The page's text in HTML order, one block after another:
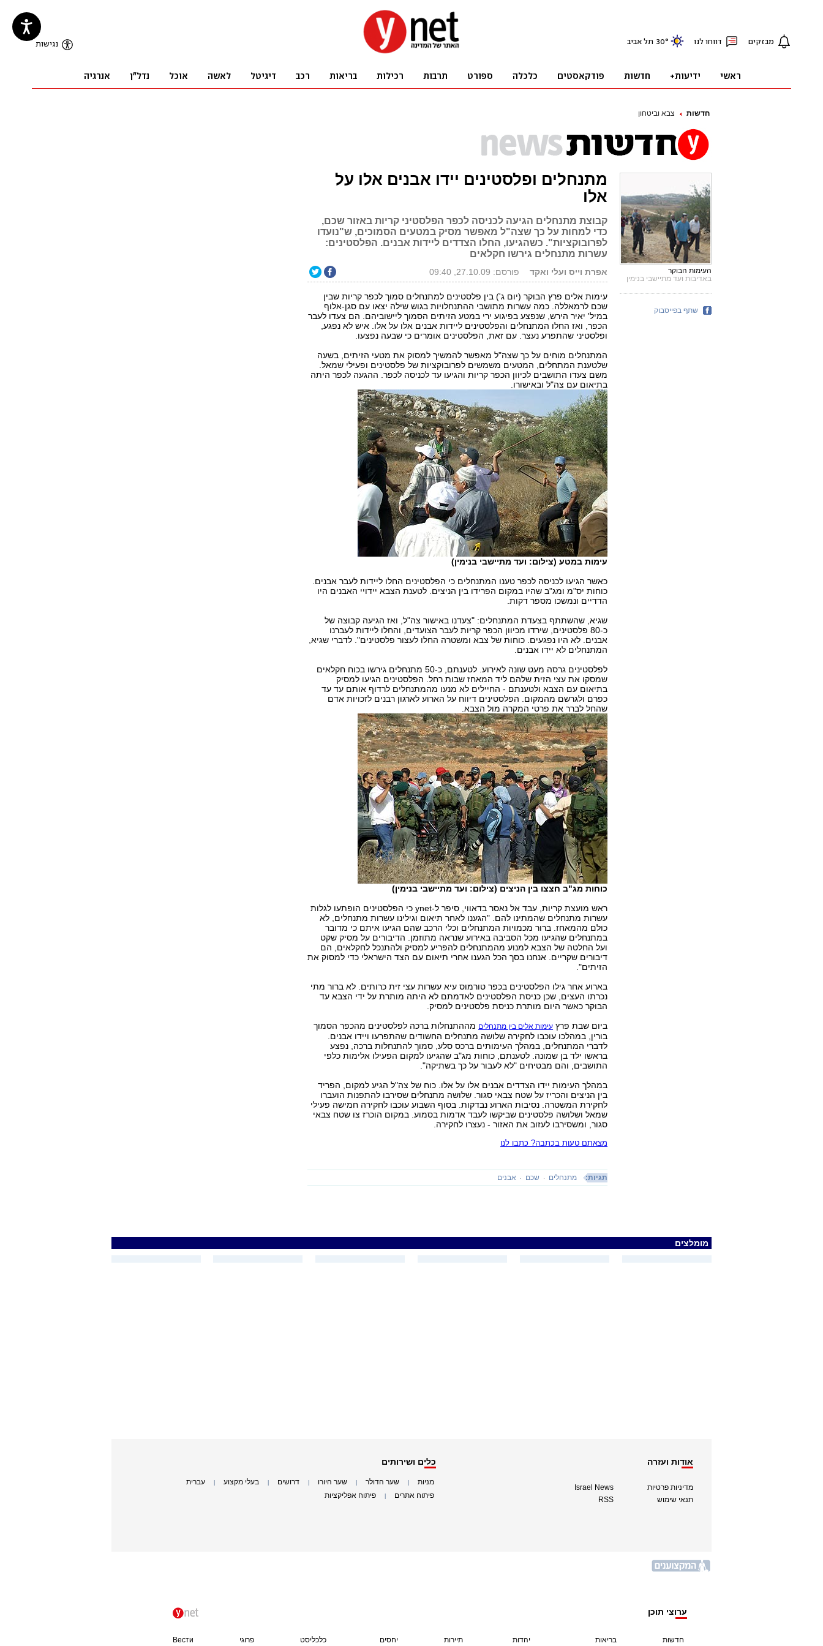
חדשות צבא וביטחון
מתנחלים ופלסטינים יידו אבנים אלו על
אלו
קבוצת מתנחלים הגיעה לכניסה לכפר הפלסטיני קריות באזור שכם,
כדי למחות על כך שצה"ל מאפשר מסיק במטעים הסמוכים, ש"נועדו
לפרובוקציות". כשהגיעו, החלו הצדדים ליידות אבנים. הפלסטינים:
עשרות מתנחלים גירשו חקלאים
אפרת וייס ועלי ואקד פורסם: 27.10.09, 09:40
עימות אלים פרץ הבוקר (יום ג') בין פלסטינים למתנחלים סמוך לכפר קריות שבין
שכם לרמאללה. כמה עשרות מתושבי ההתנחלויות בגוש שילה יצאו עם סגן-אלוף
במיל' יאיר הירש, שנפצע בפיגוע ירי במטע הזיתים הסמוך ליישוביהם. הם צעדו לעבר
הכפר, ואז החלו המתנחלים והפלסטינים ליידות אבנים אלו על אלו. איש לא נפגע,
ופלסטיני שהתפרע נעצר. עם זאת, הפלסטינים אומרים כי שבעה נפצעו.
המתנחלים מוחים על כך שצה"ל מאפשר להמשיך למסוק את מטעי הזיתים, בשעה
שלטענת המתחלים, המטעים משמשים לפרובוקציות של פלסטינים ופעילי שמאל.
משם צעדו התושבים לכיוון הכפר קריות והגיעו עד לכניסה לכפר. ההגעה לכפר היתה
בתיאום עם צה"ל ובאישורו.
עימות במטע (צילום: ועד מתיישבי בנימין)
כאשר הגיעו לכניסה לכפר טענו המתנחלים כי הפלסטינים החלו ליידות לעבר אבנים.
כוחות יס"מ ומג"ב שהיו במקום הפרידו בין הניצים. לטענת הצבא יידויי האבנים היו
הדדיים ונמשכו מספר דקות.
שגיא, שהשתתף בצעדת המתנחלים: "צעדנו באישור צה"ל, ואז הגיעה קבוצה של
כ-80 פלסטינים, שירדו מכיוון הכפר קריות לעבר הצועדים, והחלו ליידות לעברנו
אבנים. לא היו נפגעים. כוחות של צבא ומשטרה החלו לעצור פלסטינים". לדברי שגיא,
המתנחלים לא יידו אבנים.
לפלסטינים גרסה מעט שונה לאירוע. לטענתם, כ-50 מתנחלים גירשו בכוח חקלאים
שמסקו את עצי הזית שלהם ליד המאחז שבות רחל. הפלסטינים הגיעו למסיק
בתיאום עם הצבא ולטענתם - החיילים לא מנעו מהמתנחלים לרדוף אותם עד עד
כפרם ולגרשם מהמקום. הפלסטינים דיווח על הארוע לארגון רבנים לזכויות אדם
שהחל לברר את פרטי המקרה מול הצבא.
כוחות מג"ב חצצו בין הניצים (צילום: ועד מתיישבי בנימין)
ראש מועצת קריות, עבד אל נאסר בדאווי, סיפר ל-ynet כי הפלסטינים הופתעו לגלות
עשרות מתנחלים שהמתינו להם. "הגענו לאחר תיאום וגילינו עשרות מתנחלים, לא
כולם מהמאחז. ברור מכמויות המתנחלים וכלי הרכב שהם הגיעו איתם כי מדובר
במתנחלים שהגיעו מכל הסביבה באירוע שנראה מתוזמן. הדיבורים על מסיק שקט
ועל החלטה של הצבא למנוע מהמתנחלים להפריע למסיק ולהתנכל לחקלאים, הם
דיבורים שקריים. אנחנו בסך הכל הגענו אחרי תיאום עם הצד הישראלי כדי למסוק את
הזיתים".
בארוע אחר גילו הפלסטינים בכפר טורמוס עיא עשרות עצי זית כרותים. לא ברור מתי
נכרתו העצים, שכן כניסת הפלסטינים לאדמתם לא היתה מותרת על ידי הצבא עד
הבוקר כאשר היום מותרת כניסת פלסטינים למסיק.
ביום שבת פרץ עימות אלים בין מתנחלים מההתנחלות ברכה לפלסטינים מהכפר הסמוך
בורין, במהלכו עוכבו לחקירה שלושה מתנחלים החשודים שהתפרעו ויידו אבנים.
לדברי המתנחלים, במהלך העימותים ברכס סלע, סמוך להתנחלות ברכה, נפצע
בראשו ילד בן שמונה. לטענתם, כוחות מג"ב שהגיעו למקום הפעילו אלימות כלפי
התושבים, והם מבטיחים "לא לעבור על כך בשתיקה".
במהלך העימות יידו הצדדים אבנים אלו על אלו. כוח של צה"ל הגיע למקום, הפריד
בין הניצים והכריז על שטח צבאי סגור. שלושה מתנחלים שסירבו להתפנות הועברו
לחקירת המשטרה. נסיבות הארוע נבדקות. בסוף השבוע עוכבו לחקירה חמישה פעילי
שמאל ושלושה פלסטינים שביקשו לעבד אדמות בסמוע. במקום הוכרז צו שטח צבאי
סגור, ומשסירבו לעזוב את האזור - נעצרו לחקירה.
מצאתם טעות בכתבה? כתבו לנו
תגיות: מתנחלים שכם אבנים
העימות הבוקר
באדיבות ועד מתיישבי בנימין
שתף בפייסבוק
מומלצים
אודות ועזרה
מדיניות פרטיות
תנאי שימוש
Israel News
RSS
כלים ושירותים
מניות שער הדולר שער היורו דרושים בעלי מקצוע עברית
פיתוח אתרים פיתוח אפליקציות
ערוצי תוכן
חדשות בריאות יהדות תיירות יחסים כלכליסט פרוגי Вести